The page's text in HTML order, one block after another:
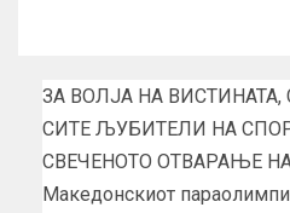
ЗА ВОЛЈА НА
СИТЕ ЉУБИТЕЛИ НА
СВЕЧЕНОТО ОТВАРАЊЕ
Македонскиот